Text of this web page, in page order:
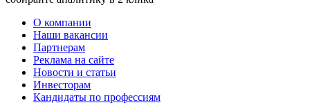
О компании
Наши вакансии
Партнерам
Реклама на сайте
Новости и статьи
Инвесторам
Кандидаты по профессиям